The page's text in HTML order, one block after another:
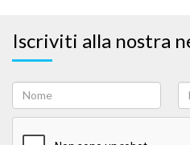
Iscriviti alla nostra